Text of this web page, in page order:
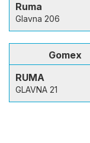
Ruma
Glavna 206
Gomex
RUMA
GLAVNA 21